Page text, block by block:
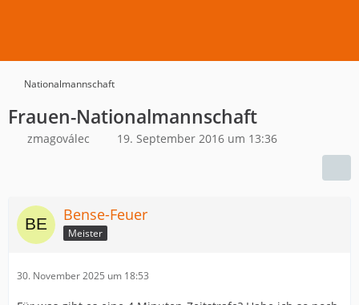
Nationalmannschaft
Frauen-Nationalmannschaft
zmagoválec 19. September 2016 um 13:36
Bense-Feuer
Meister
30. November 2025 um 18:53